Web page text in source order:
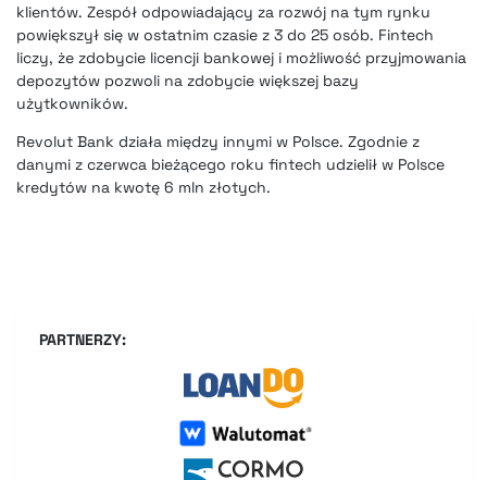
klientów. Zespół odpowiadający za rozwój na tym rynku
powiększył się w ostatnim czasie z 3 do 25 osób. Fintech
liczy, że zdobycie licencji bankowej i możliwość przyjmowania
depozytów pozwoli na zdobycie większej bazy
użytkowników.
Revolut Bank działa między innymi w Polsce. Zgodnie z
danymi z czerwca bieżącego roku fintech udzielił w Polsce
kredytów na kwotę 6 mln złotych.
PARTNERZY: